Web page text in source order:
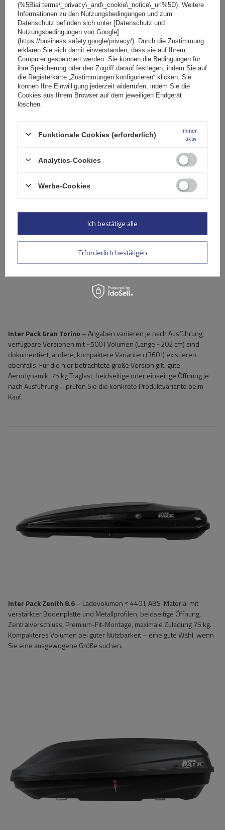
Inter Pack Monsun PRO L– Ladevolumen ≈ 550 l, robuste Bauweise
mit verstärkter Bodenplatte und Metallleisten, maximale Zuladung 75
kg, beidseitige Öffnung, Smart-Lock und Rapid-Fit-Montage. Sehr
Inter Pack Gran Torino – Angaben variieren je nach Ausführung;
verfügbare Versionen mit ~500 l Volumen (Länge ~202 cm) sind
dokumentiert, andere, kompaktere Varianten (360 l) existieren
ebenfalls. Für die hier betrachtete große Version gilt: gute
Aerodynamik, 75 kg Traglast, beidseitige oder einseitige Öffnung je
nach Ausführung – prüfen Sie die konkrete Produktvariante beim
Kauf.
Inter Pack Zenith 8.6– Ladevolumen ≈ 440 l, ABS-Material mit
verstärkter Bodenplatte und Metallprofilen, beidseitige Öffnung,
Zentralverschluss, Premium-Fit-Montage, maximale Zuladung 75 kg.
Kompakteres Volumen bei guter Nutzbarkeit – eine gute Wahl, wenn
Sie eine ausgewogene Größe suchen.
(%5Biai:terms\_privacy\_and\_cookie\_notice\_url%5D). Weitere
Informationen zu den Nutzungsbedingungen und zum
Datenschutz befinden sich unter [Datenschutz und
Nutzungsbedingungen von Google]
(https://business.safety.google/privacy/). Durch die Zustimmung
erklären Sie sich damit einverstanden, dass sie auf Ihrem
Computer gespeichert werden. Sie können die Bedingungen für
ihre Speicherung oder den Zugriff darauf festlegen, indem Sie auf
die Registerkarte „Zustimmungen konfigurieren“ klicken. Sie
können Ihre Einwilligung jederzeit widerrufen, indem Sie die
Cookies aus Ihrem Browser auf dem jeweiligen Endgerät
löschen.
Funktionale Cookies (erforderlich)
Immer
aktiv
Analytics-Cookies
Werbe-Cookies
Erforderlich bestätigen
Ich bestätige alle